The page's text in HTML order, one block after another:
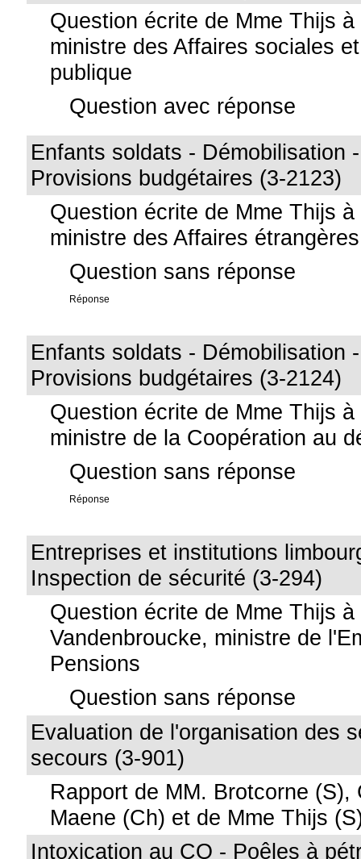
Question écrite de Mme Thijs
ministre des Affaires sociales
publique
Question avec réponse
Enfants soldats - Démobilisation
Provisions budgétaires (3-2123)
Question écrite de Mme Thijs
ministre des Affaires étrangères
Question sans réponse
Réponse
Enfants soldats - Démobilisation
Provisions budgétaires (3-2124)
Question écrite de Mme Thijs
ministre de la Coopération au
Question sans réponse
Réponse
Entreprises et institutions
Inspection de sécurité (3-294)
Question écrite de Mme Thijs à
Vandenbroucke, ministre de
Pensions
Question sans réponse
Evaluation de l'organisation des
secours (3-901)
Rapport de MM. Brotcorne (S),
Maene (Ch) et de Mme Thijs
Intoxication au CO - Poêles à